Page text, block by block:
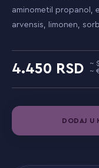
aminometil propanol,
arvensis, limonen,
4.450
DODAJ U